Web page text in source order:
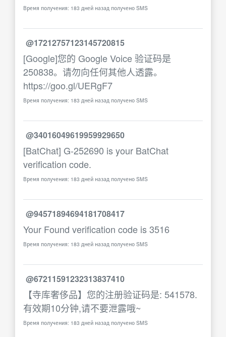
Время получения: 183 дней назад получено SMS
@17212757123145720815
[Google]您的 Google Voice 验证码是
250838。请勿向任何其他人透露。
https://goo.gl/UERgF7
Время получения: 183 дней назад получено SMS
@34016049619959929650
[BatChat] G-252690 is your BatChat
verification code.
Время получения: 183 дней назад получено SMS
@94571894694181708417
Your Found verification code is 3516
Время получения: 183 дней назад получено SMS
@67211591232313837410
【寺库奢侈品】您的注册验证码是: 541578.
有效期10分钟,请不要泄露哦~
Время получения: 183 дней назад получено SMS